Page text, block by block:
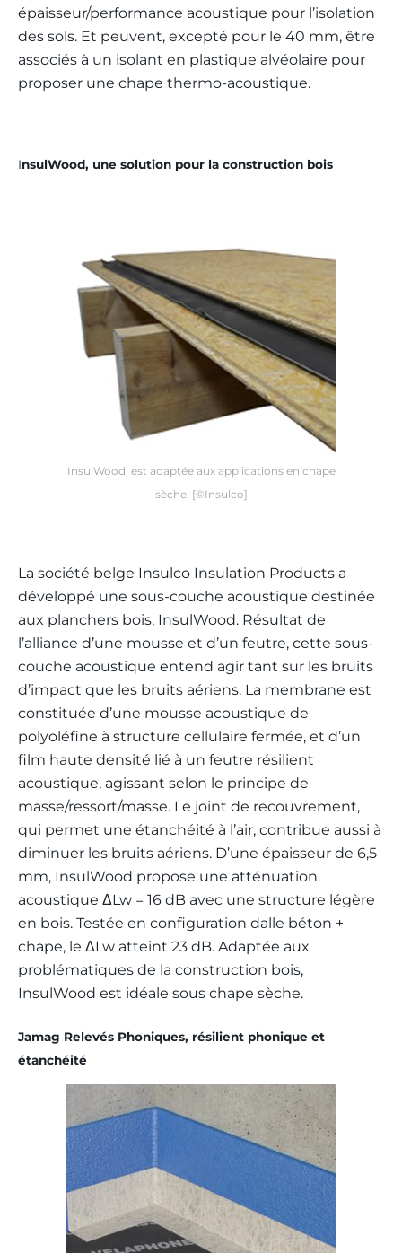
épaisseur/performance acoustique pour l’isolation
des sols. Et peuvent, excepté pour le 40 mm, être
associés à un isolant en plastique alvéolaire pour
proposer une chape thermo-acoustique.
InsulWood, une solution pour la construction bois
InsulWood, est adaptée aux applications en chape
sèche. [©Insulco]
La société belge Insulco Insulation Products a
développé une sous-couche acoustique destinée
aux planchers bois, InsulWood. Résultat de
l’alliance d’une mousse et d’un feutre, cette sous-
couche acoustique entend agir tant sur les bruits
d’impact que les bruits aériens. La membrane est
constituée d’une mousse acoustique de
polyoléfine à structure cellulaire fermée, et d’un
film haute densité lié à un feutre résilient
acoustique, agissant selon le principe de
masse/ressort/masse. Le joint de recouvrement,
qui permet une étanchéité à l’air, contribue aussi à
diminuer les bruits aériens. D’une épaisseur de 6,5
mm, InsulWood propose une atténuation
acoustique ΔLw = 16 dB avec une structure légère
en bois. Testée en configuration dalle béton +
chape, le ΔLw atteint 23 dB. Adaptée aux
problématiques de la construction bois,
InsulWood est idéale sous chape sèche.
Jamag Relevés Phoniques, résilient phonique et
étanchéité